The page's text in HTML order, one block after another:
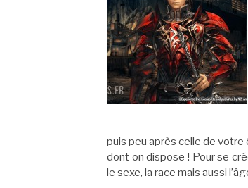
puis peu après celle de votre
dont on dispose ! Pour se
le sexe, la race mais aussi